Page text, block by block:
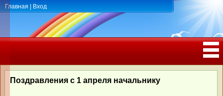
Главная Вход
РОЖДЕНИЯ, ЮБИЛЕЕМ
Поздравления с 1 апреля начальнику